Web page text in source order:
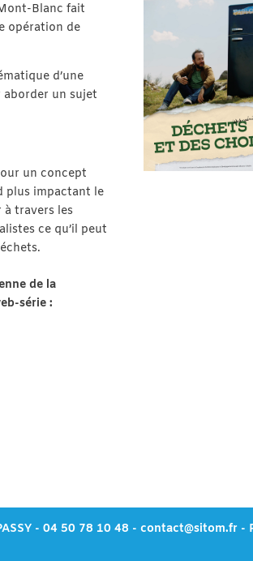
Blanc fait
opération de
d’une
aborder un sujet
un concept
plus impactant le
à travers les
ce qu’il peut
de la
série :
- 04 50 78 10 48 -contact@sitom.fr -